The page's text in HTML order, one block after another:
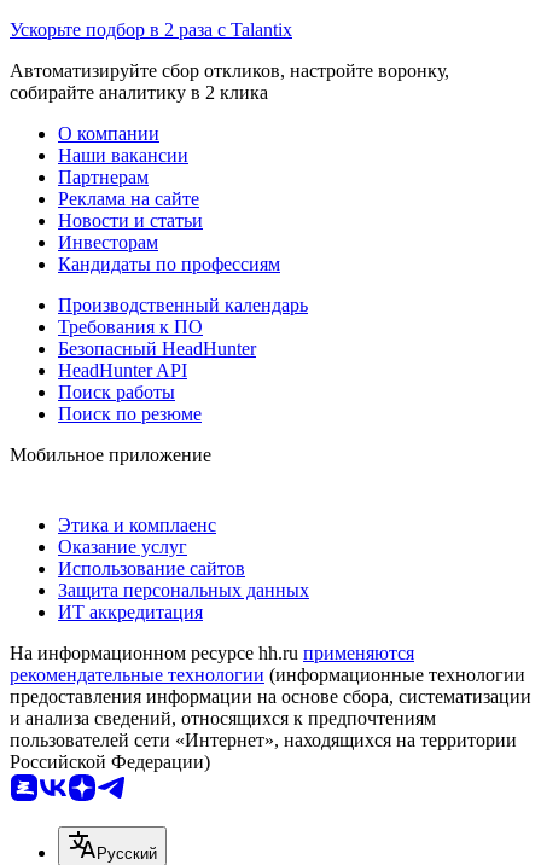
Ускорьте подбор в 2 раза с Talantix
Автоматизируйте сбор откликов, настройте воронку,
собирайте аналитику в 2 клика
О компании
Наши вакансии
Партнерам
Реклама на сайте
Новости и статьи
Инвесторам
Кандидаты по профессиям
Производственный календарь
Требования к ПО
Безопасный HeadHunter
HeadHunter API
Поиск работы
Поиск по резюме
Мобильное приложение
Этика и комплаенс
Оказание услуг
Использование сайтов
Защита персональных данных
ИТ аккредитация
На информационном ресурсе hh.ru применяются
рекомендательные технологии (информационные технологии
предоставления информации на основе сбора, систематизации
и анализа сведений, относящихся к предпочтениям
пользователей сети «Интернет», находящихся на территории
Российской Федерации)
Русский